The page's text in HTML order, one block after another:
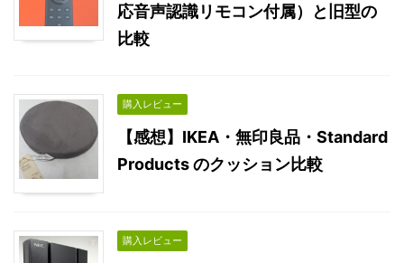
応音声認識リモコン付属）と旧型の
比較
購入レビュー
【感想】IKEA・無印良品・Standard
Products のクッション比較
購入レビュー